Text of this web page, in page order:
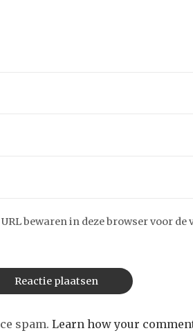
bewaren in deze browser voor de
spam. Learn how your